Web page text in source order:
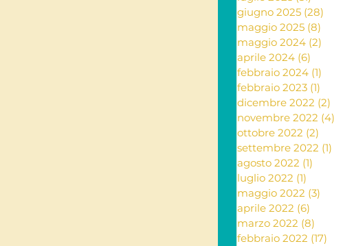
giugno 2025 (28)
maggio 2025 (8)
maggio 2024 (2)
aprile 2024 (6)
febbraio 2024 (1)
febbraio 2023 (1)
dicembre 2022 (2)
novembre 2022 (4)
ottobre 2022 (2)
settembre 2022 (1)
agosto 2022 (1)
luglio 2022 (1)
maggio 2022 (3)
aprile 2022 (6)
marzo 2022 (8)
febbraio 2022 (17)